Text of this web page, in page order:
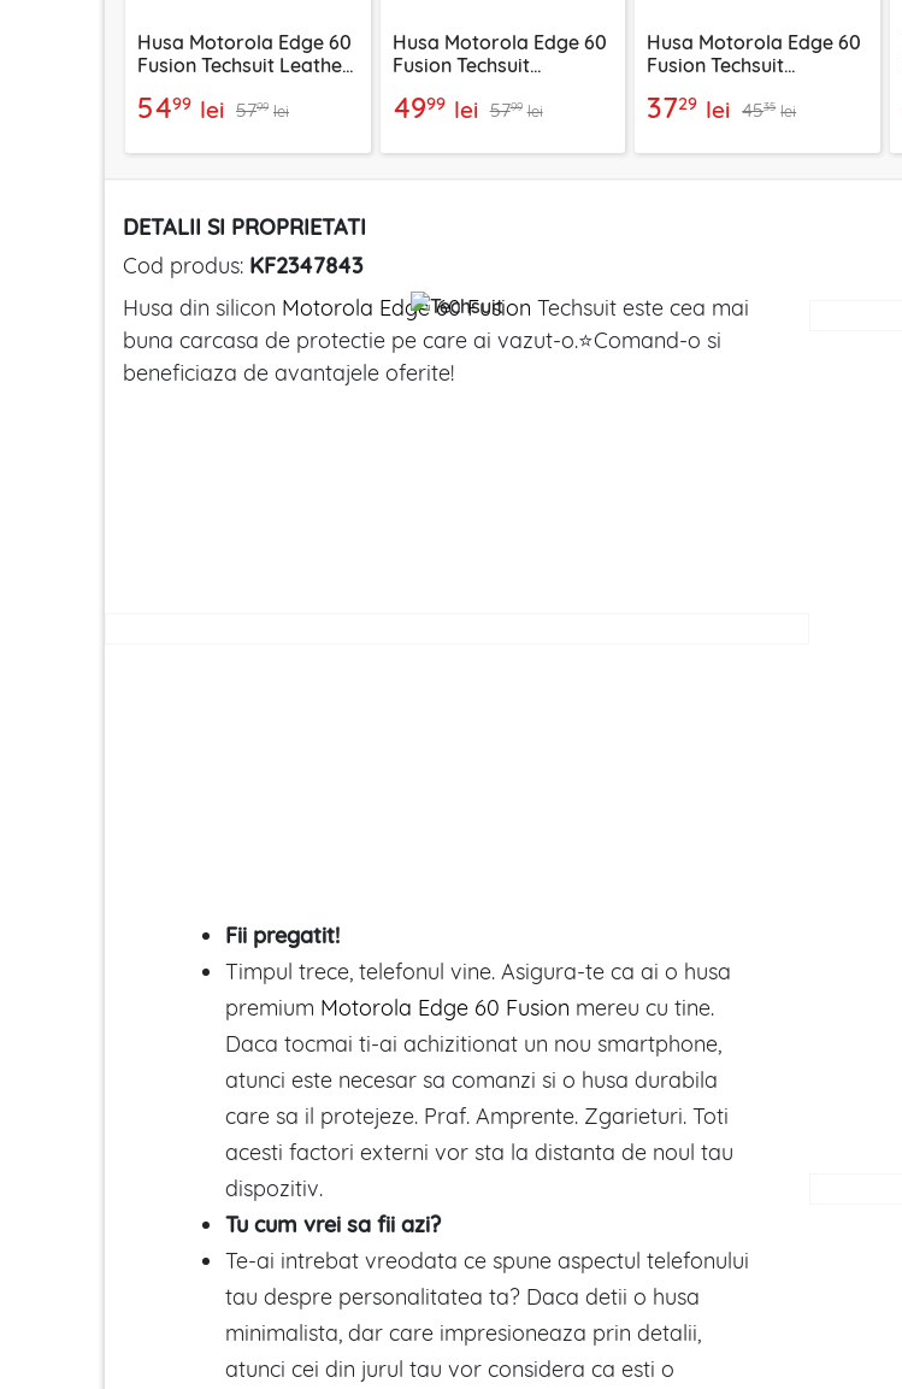
Husa Motorola Edge 60
Fusion Techsuit Leather
5499 lei 5799 lei
Husa Motorola Edge 60
Fusion Techsuit
4999 lei 5799 lei
Husa Motorola Edge 60
Fusion Techsuit
Silicone, transparenta
3729 lei 4535 lei
DETALII SI PROPRIETATI
Cod produs: KF2347843
Husa din silicon Motorola Edge 60 Fusion Techsuit este cea mai
buna carcasa de protectie pe care ai vazut-o.⭐Comand-o si
beneficiaza de avantajele oferite!
Fii pregatit!
Timpul trece, telefonul vine. Asigura-te ca ai o husa
premium Motorola Edge 60 Fusion mereu cu tine.
Daca tocmai ti-ai achizitionat un nou smartphone,
atunci este necesar sa comanzi si o husa durabila
care sa il protejeze. Praf. Amprente. Zgarieturi. Toti
acesti factori externi vor sta la distanta de noul tau
dispozitiv.
Tu cum vrei sa fii azi?
Te-ai intrebat vreodata ce spune aspectul telefonului
tau despre personalitatea ta? Daca detii o husa
minimalista, dar care impresioneaza prin detalii,
atunci cei din jurul tau vor considera ca esti o